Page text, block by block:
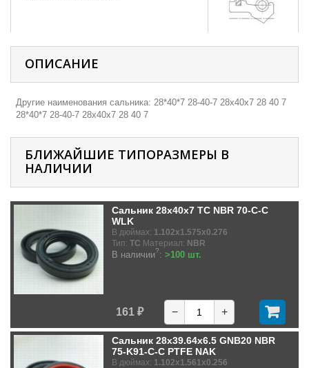
ОПИСАНИЕ
Другие наименования сальника: 28*40*7 28-40-7 28х40х7 28 40 7
28*40*7 28-40-7 28х40х7 28 40 7
БЛИЖАЙШИЕ ТИПОРАЗМЕРЫ В
НАЛИЧИИ
Сальник 28x40x7 TC NBR 70-C-C
WLK
В дюймах: 1.102x1.575x0.276
Тип: TC Материал: NBR
В наличии?: >100 шт.
161 ₽ − +
Сальник 28x39.64x6.5 GNB20 NBR
75-K91-C-C PTFE NAK
В дюймах: 1.102x1.561x0.256